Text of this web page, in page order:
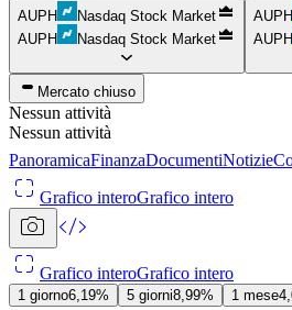
AUPH
Nasdaq Stock Market
AUPH
Nasdaq Stock Market
AUPH
AUPH
Mercato chiuso
Nessun attività
Nessun attività
PanoramicaFinanzaDocumentiNotizie
Grafico interoGrafico intero
Grafico interoGrafico intero
1 giorno6,19% 5 giorni8,99% 1 mese